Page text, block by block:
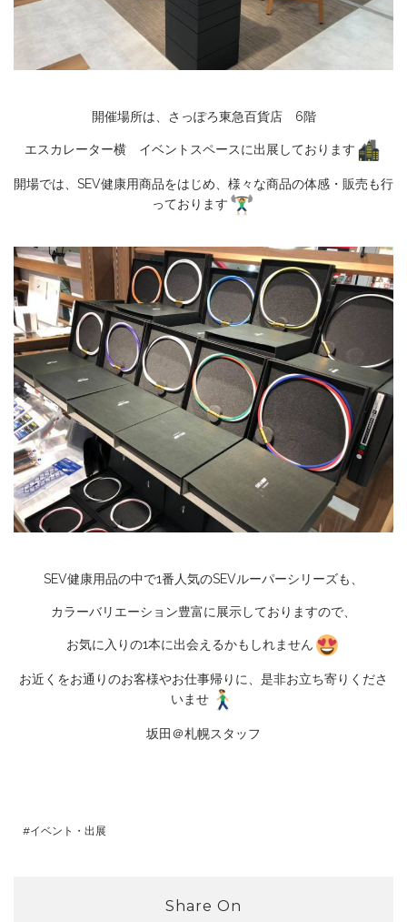
開催場所は、さっぽろ東急百貨店 6階
エスカレーター横 イベントスペースに出展しております
開場では、SEV健康用商品をはじめ、様々な商品の体感・販売も行
っております
SEV健康用品の中で1番人気のSEVルーパーシリーズも、
カラーバリエーション豊富に展示しておりますので、
お気に入りの1本に出会えるかもしれません
お近くをお通りのお客様やお仕事帰りに、是非お立ち寄りくださ
いませ
坂田＠札幌スタッフ
イベント・出展
Share On